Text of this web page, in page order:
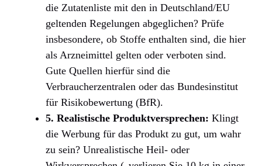
die Zutatenliste mit den in Deutschland/EU
geltenden Regelungen abgeglichen? Prüfe
insbesondere, ob Stoffe enthalten sind, die hier
als Arzneimittel gelten oder verboten sind.
Gute Quellen hierfür sind die
Verbraucherzentralen oder das Bundesinstitut
für Risikobewertung (BfR).
5. Realistische Produktversprechen: Klingt
die Werbung für das Produkt zu gut, um wahr
zu sein? Unrealistische Heil- oder